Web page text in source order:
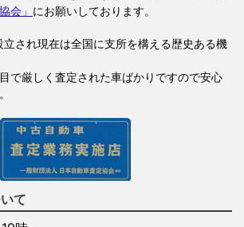
会」 にお願いしております。
され現在は全国に支所を構える歴史ある機
で厳しく査定された車ばかりですので安心
て